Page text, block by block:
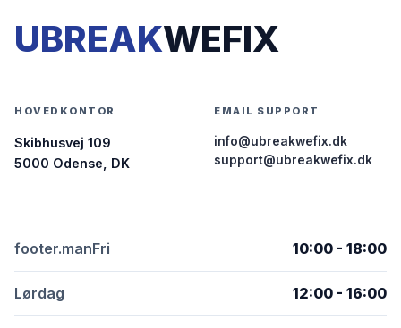
UBREAKWEFIX
HOVEDKONTOR
Skibhusvej 109
5000 Odense, DK
EMAIL SUPPORT
info@ubreakwefix.dk
support@ubreakwefix.dk
footer.manFri 10:00 - 18:00
Lørdag 12:00 - 16:00